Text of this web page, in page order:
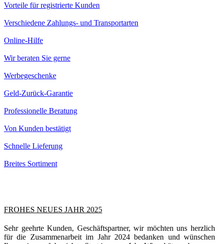
Vorteile für registrierte Kunden
Verschiedene Zahlungs- und Transportarten
Online-Hilfe
Wir beraten Sie gerne
Werbegeschenke
Geld-Zurück-Garantie
Professionelle Beratung
Von Kunden bestätigt
Schnelle Lieferung
Breites Sortiment
FROHES NEUES JAHR 2025
Sehr geehrte Kunden, Geschäftspartner, wir möchten uns herzlich
für die Zusammenarbeit im Jahr 2024 bedanken und wünschen